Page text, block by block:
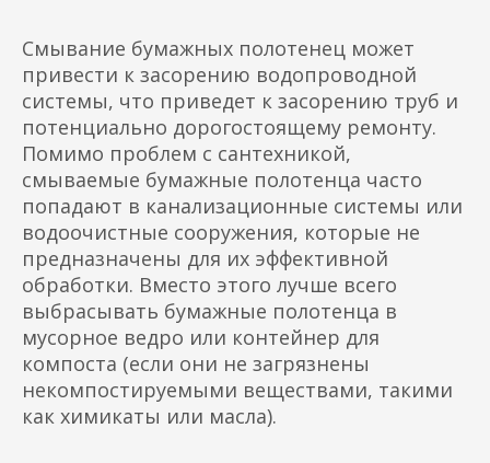
Смывание бумажных полотенец может
привести к засорению водопроводной
системы, что приведет к засорению труб и
потенциально дорогостоящему ремонту.
Помимо проблем с сантехникой,
смываемые бумажные полотенца часто
попадают в канализационные системы или
водоочистные сооружения, которые не
предназначены для их эффективной
обработки. Вместо этого лучше всего
выбрасывать бумажные полотенца в
мусорное ведро или контейнер для
компоста (если они не загрязнены
некомпостируемыми веществами, такими
как химикаты или масла).